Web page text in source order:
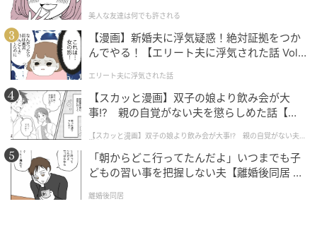
BikeJIN WEB
25年は、35歳のアレイシ・エスパルガロ（写真右）が
現役を引退してホンダのテストライダーに。一方で20
歳のペドロ・アコスタ（写真左）がKTMファクトリー
に加入するなど、世代交代も進む
美人な友達は何でも許される
【漫画】新婚夫に浮気疑惑！絶対証拠をつか
んでやる！【エリート夫に浮気された話 Vol.
エリート夫に浮気された話
【スカッと漫画】双子の娘より飲み会が大
事!? 親の自覚がない夫を懲らしめた話【第1
【スカッと漫画】双子の娘より飲み会が大事!? 親の自覚がない夫を
懲らしめた話
「朝からどこ行ってたんだよ」いつまでも子
どもの習い事を把握しない夫【離婚後同居 Vo
離婚後同居